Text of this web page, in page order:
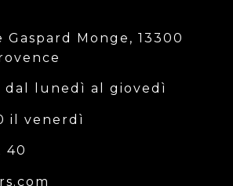
Gaspard Monge, 13300
dal lunedì al giovedì
il venerdì
40